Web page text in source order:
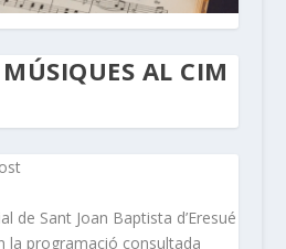
AL CIM
de Sant Joan Baptista d’Eresué
la programació consultada